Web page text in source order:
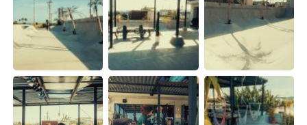
Русский ไทย
Indonesia Italiano
Türkçe Tiếng Việt
Português